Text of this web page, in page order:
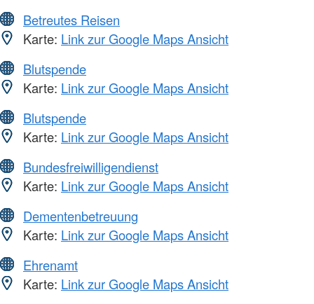
Betreutes Reisen
Karte: Link zur Google Maps Ansicht
Blutspende
Karte: Link zur Google Maps Ansicht
Blutspende
Karte: Link zur Google Maps Ansicht
Bundesfreiwilligendienst
Karte: Link zur Google Maps Ansicht
Dementenbetreuung
Karte: Link zur Google Maps Ansicht
Ehrenamt
Karte: Link zur Google Maps Ansicht